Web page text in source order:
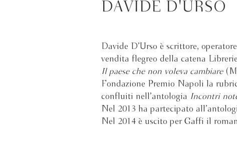
DAVIDE D'URSO
Davide D’Urso è scrittore,
vendita flegreo della catena
Il paese che non voleva cambiare
Fondazione Premio Napoli la
confluiti nell’antologia Incontri
Nel 2013 ha partecipato
Nel 2014 è uscito per Gaffi il